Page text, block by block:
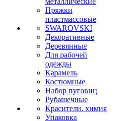
Пряжки
пластмассовые
SWAROVSKI
Декоративные
Деревянные
Для рабочей
одежды
Карамель
Костюмные
Набор пуговиц
Рубашечные
Красители. химия
Упаковка